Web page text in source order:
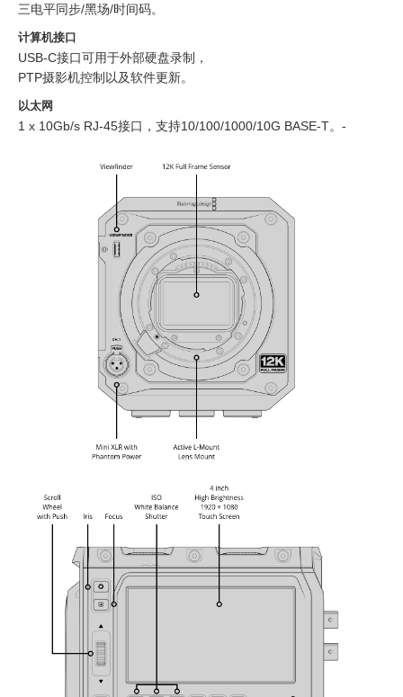
三电平同步/黑场/时间码。
计算机接口
USB-C接口可用于外部硬盘录制，
PTP摄影机控制以及软件更新。
以太网
1 x 10Gb/s RJ‑45接口，支持10/100/1000/10G BASE-T。‑